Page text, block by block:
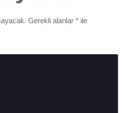
Gerekli alanlar * ile